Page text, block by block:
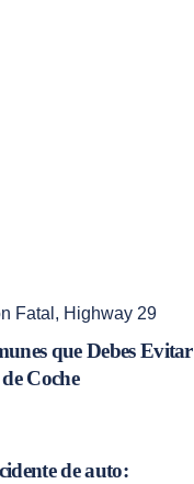
Fatal , Highway 29
que Debes Evitar
Coche
de auto: